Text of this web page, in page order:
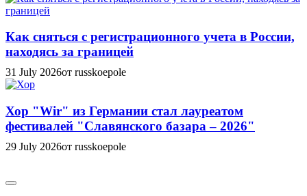
Как сняться с регистрационного учета в России,
находясь за границей
31 July 2026от russkoepole
Хор "Wir" из Германии стал лауреатом
фестивалей "Славянского базара – 2026"
29 July 2026от russkoepole